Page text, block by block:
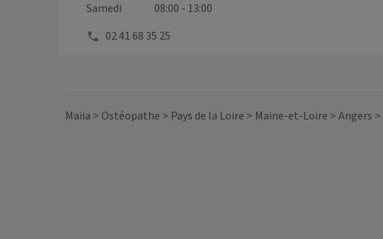
Samedi
08:00 - 13:00
02 41 68 35 25
Maiia > Ostéopathe > Pays de la Loire > Maine-et-Loire >Angers >